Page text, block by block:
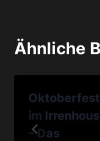
Ähnliche
Oktoberfest
im
– Das